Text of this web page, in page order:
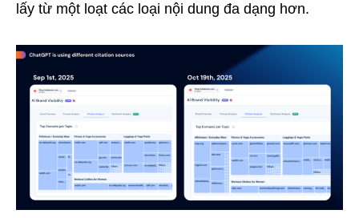
lấy từ một loạt các loại nội dung đa dạng hơn.